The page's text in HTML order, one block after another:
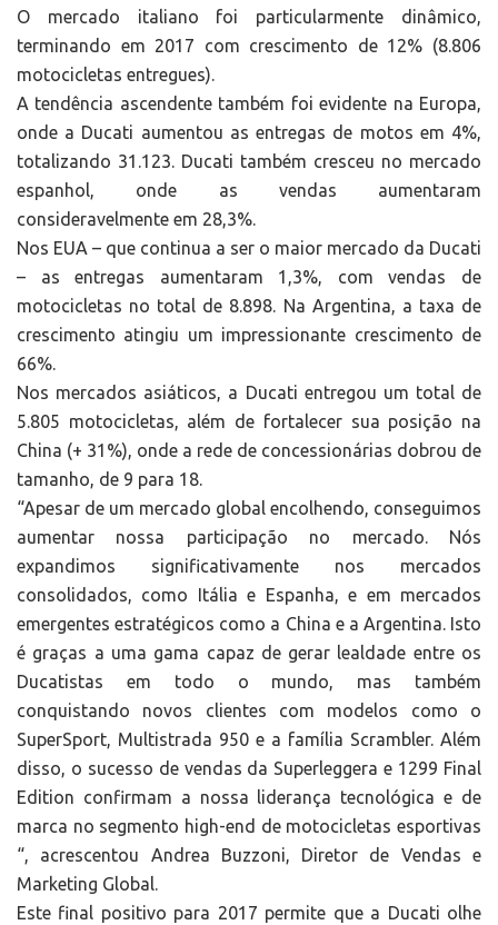
O mercado italiano foi particularmente dinâmico,
terminando em 2017 com crescimento de 12% (8.806
motocicletas entregues).
A tendência ascendente também foi evidente na Europa,
onde a Ducati aumentou as entregas de motos em 4%,
totalizando 31.123. Ducati também cresceu no mercado
espanhol, onde as vendas aumentaram
consideravelmente em 28,3%.
Nos EUA – que continua a ser o maior mercado da Ducati
– as entregas aumentaram 1,3%, com vendas de
motocicletas no total de 8.898. Na Argentina, a taxa de
crescimento atingiu um impressionante crescimento de
66%.
Nos mercados asiáticos, a Ducati entregou um total de
5.805 motocicletas, além de fortalecer sua posição na
China (+ 31%), onde a rede de concessionárias dobrou de
tamanho, de 9 para 18.
“Apesar de um mercado global encolhendo, conseguimos
aumentar nossa participação no mercado. Nós
expandimos significativamente nos mercados
consolidados, como Itália e Espanha, e em mercados
emergentes estratégicos como a China e a Argentina. Isto
é graças a uma gama capaz de gerar lealdade entre os
Ducatistas em todo o mundo, mas também
conquistando novos clientes com modelos como o
SuperSport, Multistrada 950 e a família Scrambler. Além
disso, o sucesso de vendas da Superleggera e 1299 Final
Edition confirmam a nossa liderança tecnológica e de
marca no segmento high-end de motocicletas esportivas
“, acrescentou Andrea Buzzoni, Diretor de Vendas e
Marketing Global.
Este final positivo para 2017 permite que a Ducati olhe